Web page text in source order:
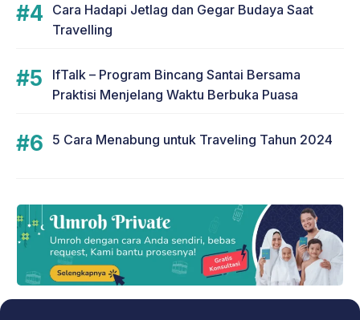
Cara Hadapi Jetlag dan Gegar Budaya Saat
Travelling
IfTalk – Program Bincang Santai Bersama
Praktisi Menjelang Waktu Berbuka Puasa
5 Cara Menabung untuk Traveling Tahun 2024